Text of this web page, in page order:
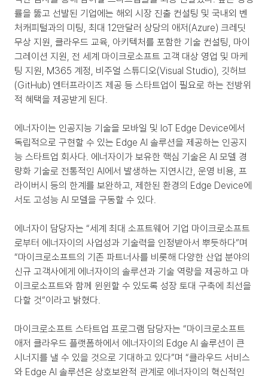
률을 뚫고 선발된 기업에는 해외 시장 진출 컨설팅 및 국내외 벤
처캐피털과의 미팅, 최대 12만달러 상당의 애저(Azure) 크레딧
무상 지원, 클라우드 교육, 아키텍처를 포함한 기술 컨설팅, 마이
그레이션 지원, 전 세계 마이크로소프트 고객 대상 영업 및 마케
팅 지원, M365 계정, 비주얼 스튜디오(Visual Studio), 깃허브
(GitHub) 엔터프라이즈 제공 등 스타트업이 필요로 하는 전방위
적 혜택을 제공받게 된다.
에너자이는 인공지능 기술을 모바일 및 IoT Edge Device에서
독립적으로 구현할 수 있는 Edge AI 솔루션을 제공하는 인공지
능 스타트업 회사다. 에너자이가 보유한 핵심 기술은 AI 모델 경
량화 기술로 전통적인 AI에서 발생하는 지연시간, 운영 비용, 프
라이버시 등의 한계를 보완하고, 제한된 환경의 Edge Device에
서도 고성능 AI 모델을 구동할 수 있다.
에너자이 담당자는 “세계 최대 소프트웨어 기업 마이크로소프트
로부터 에너자이의 사업성과 기술력을 인정받아서 뿌듯하다”며
“마이크로소프트의 기존 파트너사를 비롯해 다양한 산업 분야의
신규 고객사에게 에너자이의 솔루션과 기술 역량을 제공하고 마
이크로소프트와 함께 윈윈할 수 있도록 성장 토대 구축에 최선을
다할 것”이라고 밝혔다.
마이크로소프트 스타트업 프로그램 담당자는 “마이크로소프트
애저 클라우드 플랫폼하에서 에너자이의 Edge AI 솔루션이 큰
시너지를 낼 수 있을 것으로 기대하고 있다”며 “클라우드 서비스
와 Edge AI 솔루션은 상호보완적 관계로 에너자이의 혁신적인